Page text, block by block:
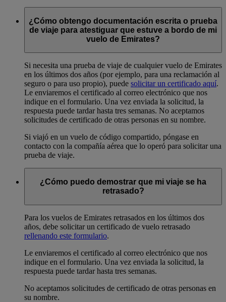
¿Cómo obtengo documentación escrita o prueba
de viaje para atestiguar que estuve a bordo de mi
vuelo de Emirates?
Si necesita una prueba de viaje de cualquier vuelo de Emirates
en los últimos dos años (por ejemplo, para una reclamación al
seguro o para uso propio), puede solicitar un certificado aquí.
Le enviaremos el certificado al correo electrónico que nos
indique en el formulario. Una vez enviada la solicitud, la
respuesta puede tardar hasta tres semanas. No aceptamos
solicitudes de certificado de otras personas en su nombre.
Si viajó en un vuelo de código compartido, póngase en
contacto con la compañía aérea que lo operó para solicitar una
prueba de viaje.
¿Cómo puedo demostrar que mi viaje se ha
retrasado?
Para los vuelos de Emirates retrasados en los últimos dos
años, debe solicitar un certificado de vuelo retrasado
rellenando este formulario.
Le enviaremos el certificado al correo electrónico que nos
indique en el formulario. Una vez enviada la solicitud, la
respuesta puede tardar hasta tres semanas.
No aceptamos solicitudes de certificado de otras personas en
su nombre.